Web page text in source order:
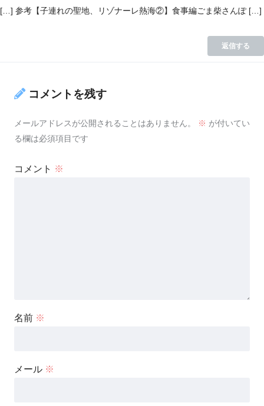
[…] 参考【子連れの聖地、リゾナーレ熱海②】食事編ごま柴さんぽ […]
返信する
コメントを残す
メールアドレスが公開されることはありません。 ※ が付いてい
る欄は必須項目です
コメント ※
名前 ※
メール ※